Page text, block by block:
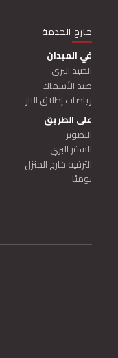
خارج الخدمة
في الميدان
الصيد البري
صيد الأسماك
رياضات إطلاق النار
على الطريق
التصوير
السفر البري
الترفيه خارج المنزل
يوميًا